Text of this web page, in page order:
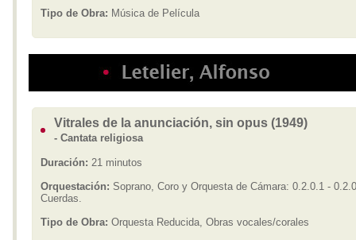
Tipo de Obra: Música de Película
Vitrales de la anunciación, sin opus (1949)
- Cantata religiosa
Duración: 21 minutos
Orquestación: Soprano, Coro y Orquesta de Cámara: 0.2.0.1 -
Cuerdas.
Tipo de Obra: Orquesta Reducida, Obras vocales/corales